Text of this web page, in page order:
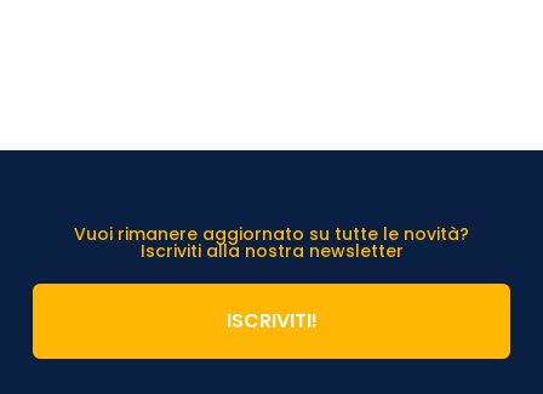
Vuoi rimanere aggiornato su tutte le novità?
Iscriviti alla nostra newsletter
ISCRIVITI!